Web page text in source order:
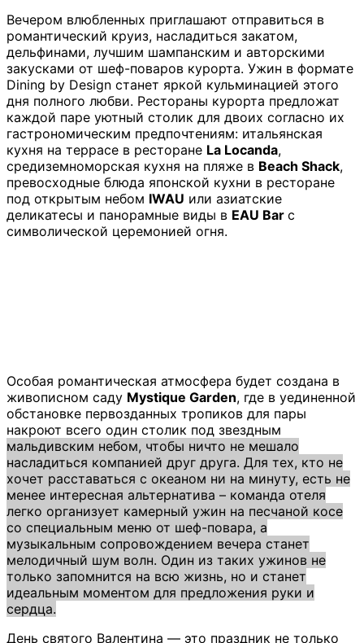
Вечером влюбленных приглашают отправиться в
романтический круиз, насладиться закатом,
дельфинами, лучшим шампанским и авторскими
закусками от шеф-поваров курорта. Ужин в формате
Dining by Design станет яркой кульминацией этого
дня полного любви. Рестораны курорта предложат
каждой паре уютный столик для двоих согласно их
гастрономическим предпочтениям: итальянская
кухня на террасе в ресторане La Locanda,
средиземноморская кухня на пляже в Beach Shack,
превосходные блюда японской кухни в ресторане
под открытым небом IWAU или азиатские
деликатесы и панорамные виды в EAU Bar с
символической церемонией огня.
Особая романтическая атмосфера будет создана в
живописном саду Mystique Garden, где в уединенной
обстановке первозданных тропиков для пары
накроют всего один столик под звездным
мальдивским небом, чтобы ничто не мешало
насладиться компанией друг друга. Для тех, кто не
хочет расставаться с океаном ни на минуту, есть не
менее интересная альтернатива – команда отеля
легко организует камерный ужин на песчаной косе
со специальным меню от шеф-повара, а
музыкальным сопровождением вечера станет
мелодичный шум волн. Один из таких ужинов не
только запомнится на всю жизнь, но и станет
идеальным моментом для предложения руки и
сердца.
День святого Валентина — это праздник не только